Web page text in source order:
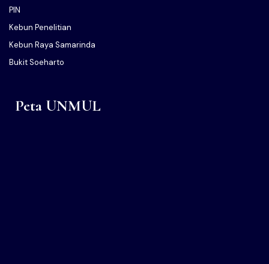
PIN
Kebun Penelitian
Kebun Raya Samarinda
Bukit Soeharto
Peta UNMUL